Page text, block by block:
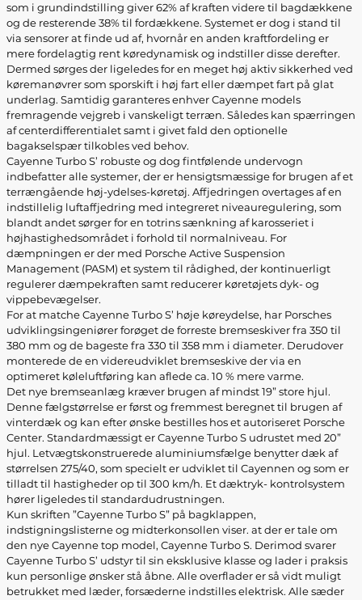
som i grundindstilling giver 62% af kraften videre til bagdækkene
og de resterende 38% til fordækkene. Systemet er dog i stand til
via sensorer at finde ud af, hvornår en anden kraftfordeling er
mere fordelagtig rent køredynamisk og indstiller disse derefter.
Dermed sørges der ligeledes for en meget høj aktiv sikkerhed ved
køremanøvrer som sporskift i høj fart eller dæmpet fart på glat
underlag. Samtidig garanteres enhver Cayenne models
fremragende vejgreb i vanskeligt terræn. Således kan spærringen
af centerdifferentialet samt i givet fald den optionelle
bagakselspær tilkobles ved behov.
Cayenne Turbo S’ robuste og dog fintfølende undervogn
indbefatter alle systemer, der er hensigtsmæssige for brugen af et
terrængående høj-ydelses-køretøj. Affjedringen overtages af en
indstillelig luftaffjedring med integreret niveauregulering, som
blandt andet sørger for en totrins sænkning af karosseriet i
højhastighedsområdet i forhold til normalniveau. For
dæmpningen er der med Porsche Active Suspension
Management (PASM) et system til rådighed, der kontinuerligt
regulerer dæmpekraften samt reducerer køretøjets dyk- og
vippebevægelser.
For at matche Cayenne Turbo S’ høje køreydelse, har Porsches
udviklingsingeniører forøget de forreste bremseskiver fra 350 til
380 mm og de bageste fra 330 til 358 mm i diameter. Derudover
monterede de en videreudviklet bremseskive der via en
optimeret køleluftføring kan aflede ca. 10 % mere varme.
Det nye bremseanlæg kræver brugen af mindst 19” store hjul.
Denne fælgstørrelse er først og fremmest beregnet til brugen af
vinterdæk og kan efter ønske bestilles hos et autoriseret Porsche
Center. Standardmæssigt er Cayenne Turbo S udrustet med 20”
hjul. Letvægtskonstruerede aluminiumsfælge benytter dæk af
størrelsen 275/40, som specielt er udviklet til Cayennen og som er
tilladt til hastigheder op til 300 km/h. Et dæktryk- kontrolsystem
hører ligeledes til standardudrustningen.
Kun skriften ”Cayenne Turbo S” på bagklappen,
indstigningslisterne og midterkonsollen viser. at der er tale om
den nye Cayenne top model, Cayenne Turbo S. Derimod svarer
Cayenne Turbo S’ udstyr til sin eksklusive klasse og lader i praksis
kun personlige ønsker stå åbne. Alle overflader er så vidt muligt
betrukket med læder, forsæderne indstilles elektrisk. Alle sæder